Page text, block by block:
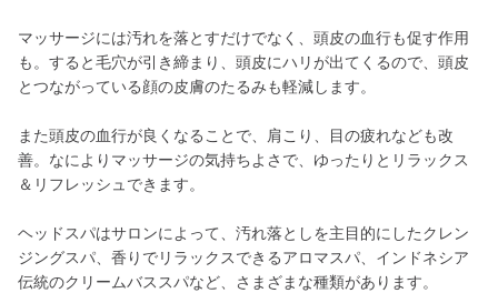
マッサージには汚れを落とすだけでなく、頭皮の血行も促す作用
も。すると毛穴が引き締まり、頭皮にハリが出てくるので、頭皮
とつながっている顔の皮膚のたるみも軽減します。
また頭皮の血行が良くなることで、肩こり、目の疲れなども改
善。なによりマッサージの気持ちよさで、ゆったりとリラックス
＆リフレッシュできます。
ヘッドスパはサロンによって、汚れ落としを主目的にしたクレン
ジングスパ、香りでリラックスできるアロマスパ、インドネシア
伝統のクリームバススパなど、さまざまな種類があります。